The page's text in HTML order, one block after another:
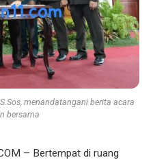
menandatangani berita acara
bersama
– Bertempat di ruang